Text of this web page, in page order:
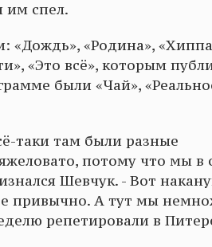
им спел.
«Дождь», «Родина»,
«Это всё», которым
были «Чай»,
таки там были разные
потому что мы в
Шевчук. - Вот
привычно. А тут мы
репетировали в